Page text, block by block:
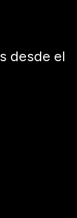
desde el